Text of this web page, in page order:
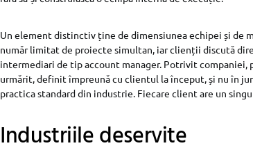
Un element distinctiv ține de dimensiunea echipei și de
număr limitat de proiecte simultan, iar clienții discută
intermediari de tip account manager. Potrivit
urmărit, definit împreună cu clientul la început, și nu în
practica standard din industrie. Fiecare client are un
Industriile deservite